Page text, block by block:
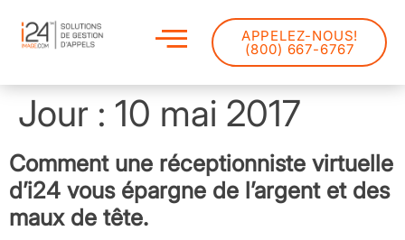
APPELEZ-NOUS!
(800) 667-6767
Jour : 10 mai 2017
Comment une réceptionniste virtuelle
d’i24 vous épargne de l’argent et des
maux de tête.